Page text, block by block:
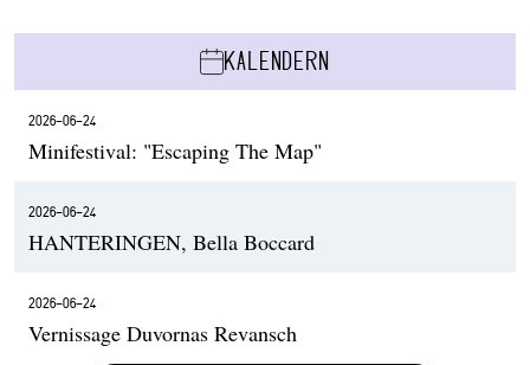
KALENDERN
2026-06-24
Minifestival: "Escaping The Map"
2026-06-24
HANTERINGEN, Bella Boccard
2026-06-24
Vernissage Duvornas Revansch